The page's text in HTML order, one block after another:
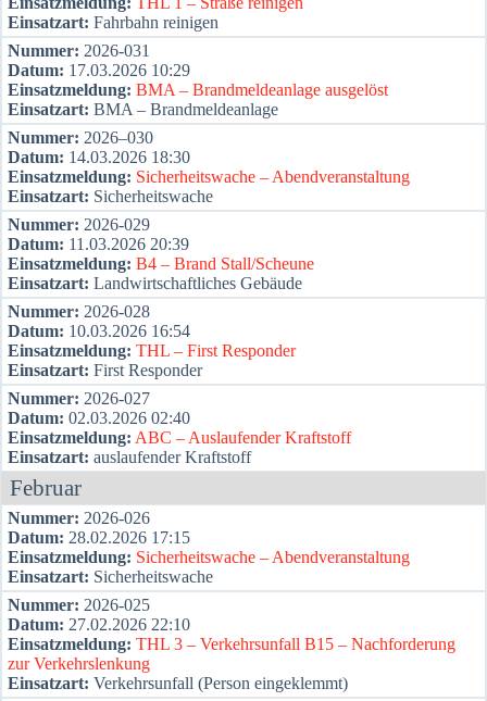
Ein­satz­art: Fahr­bahn rei­ni­gen
Num­mer: 2026-031
Datum: 17.03.2026 10:29
Ein­satz­mel­dung: BMA – Brand­mel­de­an­la­ge aus­ge­löst
Ein­satz­art: BMA – Brand­mel­de­an­la­ge
Num­mer: 2026–030
Datum: 14.03.2026 18:30
Ein­satz­mel­dung: Sicher­heits­wa­che – Abend­ver­an­stal­tung
Ein­satz­art: Sicher­heits­wa­che
Num­mer: 2026-029
Datum: 11.03.2026 20:39
Ein­satz­mel­dung: B4 – Brand Stall/Scheune
Ein­satz­art: Land­wirt­schaft­li­ches Gebäu­de
Num­mer: 2026-028
Datum: 10.03.2026 16:54
Ein­satz­mel­dung: THL – First Respon­der
Ein­satz­art: First Respon­der
Num­mer: 2026-027
Datum: 02.03.2026 02:40
Ein­satz­mel­dung: ABC – Aus­lau­fen­der Kraft­stoff
Ein­satz­art: aus­lau­fen­der Kraft­stoff
Febru­ar
Num­mer: 2026-026
Datum: 28.02.2026 17:15
Ein­satz­mel­dung: Sicher­heits­wa­che – Abend­ver­an­stal­tung
Ein­satz­art: Sicher­heits­wa­che
Num­mer: 2026-025
Datum: 27.02.2026 22:10
Ein­satz­mel­dung: THL 3 – Ver­kehrs­un­fall B15 – Nach­for­de­rung
zur Ver­kehrs­len­kung
Ein­satz­art: Ver­kehrs­un­fall (Per­son ein­ge­klemmt)